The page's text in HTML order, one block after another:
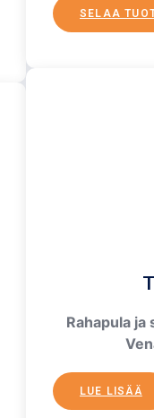
SELAA
Rahapula ja
LUE LISÄÄ